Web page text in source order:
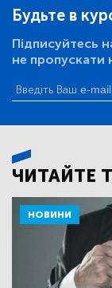
Будьте в
Підписуйтесь
не пропускати
ЧИТАЙТЕ
НОВИНИ